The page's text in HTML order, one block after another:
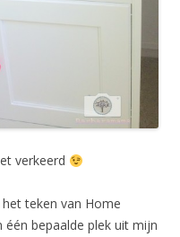
verkeerd
teken van Home
één bepaalde plek uit mijn